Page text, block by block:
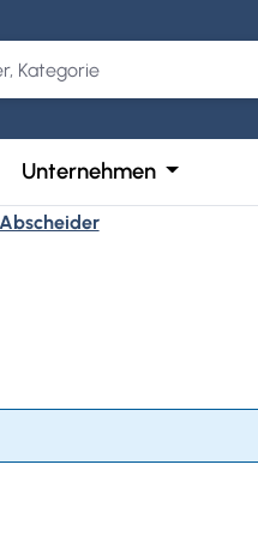
Kategorie Services
Dropdown der
Unternehmen Öffne